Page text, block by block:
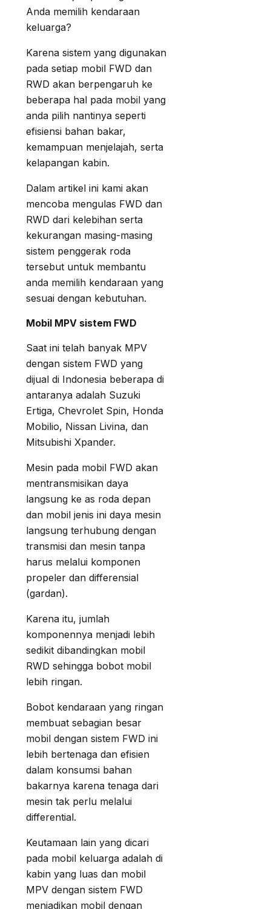
Anda memilih kendaraan
keluarga?
Karena sistem yang digunakan
pada setiap mobil FWD dan
RWD akan berpengaruh ke
beberapa hal pada mobil yang
anda pilih nantinya seperti
efisiensi bahan bakar,
kemampuan menjelajah, serta
kelapangan kabin.
Dalam artikel ini kami akan
mencoba mengulas FWD dan
RWD dari kelebihan serta
kekurangan masing-masing
sistem penggerak roda
tersebut untuk membantu
anda memilih kendaraan yang
sesuai dengan kebutuhan.
Mobil MPV sistem FWD
Saat ini telah banyak MPV
dengan sistem FWD yang
dijual di Indonesia beberapa di
antaranya adalah Suzuki
Ertiga, Chevrolet Spin, Honda
Mobilio, Nissan Livina, dan
Mitsubishi Xpander.
Mesin pada mobil FWD akan
mentransmisikan daya
langsung ke as roda depan
dan mobil jenis ini daya mesin
langsung terhubung dengan
transmisi dan mesin tanpa
harus melalui komponen
propeler dan differensial
(gardan).
Karena itu, jumlah
komponennya menjadi lebih
sedikit dibandingkan mobil
RWD sehingga bobot mobil
lebih ringan.
Bobot kendaraan yang ringan
membuat sebagian besar
mobil dengan sistem FWD ini
lebih bertenaga dan efisien
dalam konsumsi bahan
bakarnya karena tenaga dari
mesin tak perlu melalui
differential.
Keutamaan lain yang dicari
pada mobil keluarga adalah di
kabin yang luas dan mobil
MPV dengan sistem FWD
menjadikan mobil dengan